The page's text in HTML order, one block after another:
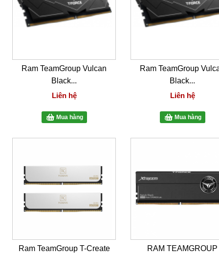
Ram TeamGroup Vulcan
Black...
Liên hệ
Mua hàng
Ram TeamGroup
Black...
Liên hệ
Mua hàng
Ram TeamGroup T-Create
RAM TEAMGROUP